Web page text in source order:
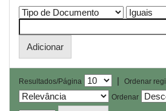
Resultados/Página |
Ordenar
Ordenar